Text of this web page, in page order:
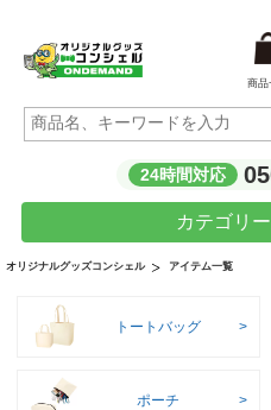
商品
24時間対応
カテゴリ
オリジナルグッズコンシェル アイテム一覧
トートバッグ
ポーチ